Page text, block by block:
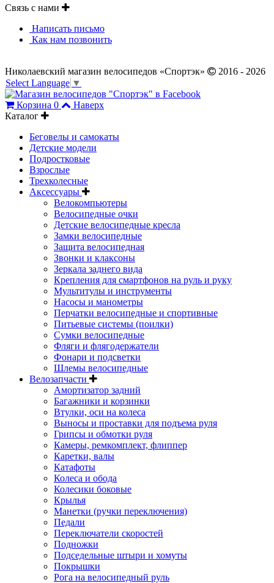
Связь с нами
Написать письмо
Как нам позвонить
Николаевский магазин велосипедов «Спортэк»
2016 - 2026
Select Language ▼
Корзина 0
Наверх
Каталог
Беговелы и самокаты
Детские модели
Подростковые
Взрослые
Трехколесные
Аксессуары
Велокомпьютеры
Велосипедные очки
Детские велосипедные кресла
Замки велосипедные
Защита велосипедная
Звонки и клаксоны
Зеркала заднего вида
Крепления для смартфонов на руль и руку
Мультитулы и инструменты
Насосы и манометры
Перчатки велосипедные и спортивные
Питьевые системы (поилки)
Сумки велосипедные
Фляги и флягодержатели
Фонари и подсветки
Шлемы велосипедные
Велозапчасти
Амортизатор задний
Багажники и корзинки
Втулки, оси на колеса
Выносы и проставки для подъема руля
Грипсы и обмотки руля
Камеры, ремкомплект, флиппер
Каретки, валы
Катафоты
Колеса и обода
Колесики боковые
Крылья
Манетки (ручки переключения)
Педали
Переключатели скоростей
Подножки
Подседельные штыри и хомуты
Покрышки
Рога на велосипедный руль